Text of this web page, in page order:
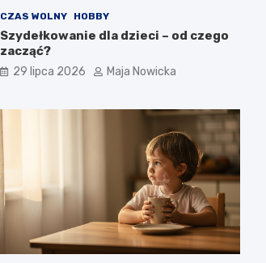
CZAS WOLNY HOBBY
Szydełkowanie dla dzieci – od czego
zacząć?
29 lipca 2026 Maja Nowicka